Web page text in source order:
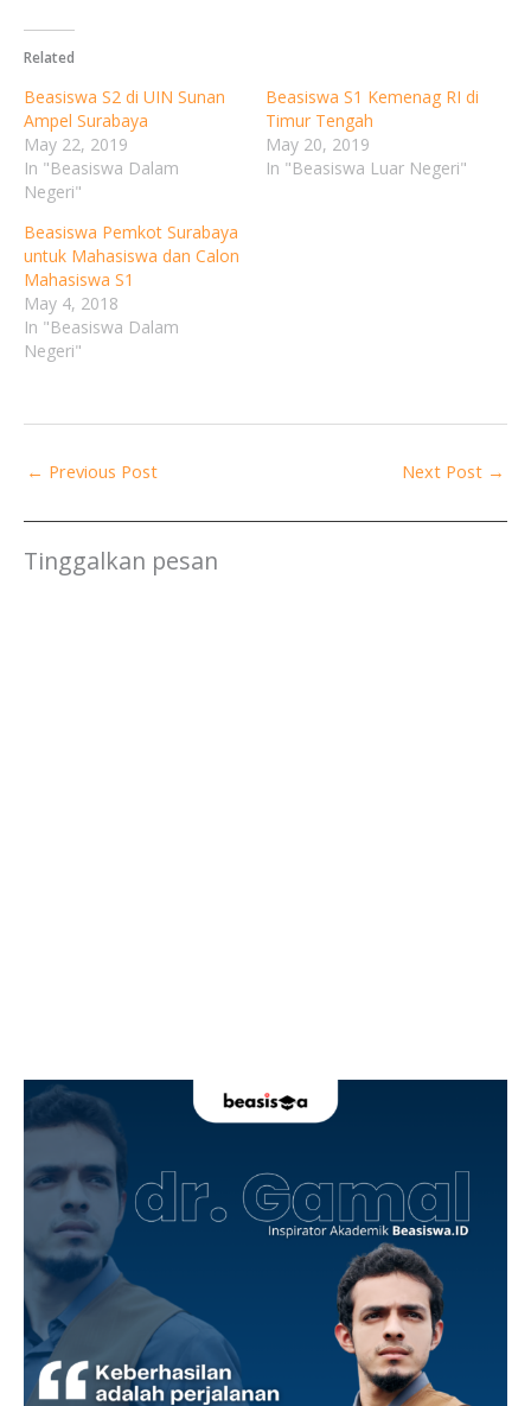
Related
Beasiswa S2 di UIN Sunan
Ampel Surabaya
May 22, 2019
In "Beasiswa Dalam
Negeri"
Beasiswa S1 Kemenag RI di
Timur Tengah
May 20, 2019
In "Beasiswa Luar Negeri"
Beasiswa Pemkot Surabaya
untuk Mahasiswa dan Calon
Mahasiswa S1
May 4, 2018
In "Beasiswa Dalam
Negeri"
← Previous Post Next Post →
Tinggalkan pesan